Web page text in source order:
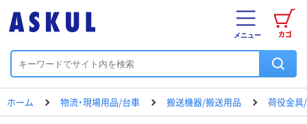
カゴ
メニュー
ホーム 物流・現場用品/台車 搬送機器/搬送用品 荷役金具